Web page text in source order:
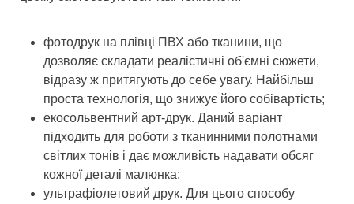
фотодрук на плівці ПВХ або тканини, що
дозволяє складати реалістичні об'ємні сюжети,
відразу ж притягують до себе увагу. Найбільш
проста технологія, що знижує його собівартість;
екосольвентний арт-друк. Даний варіант
підходить для роботи з тканинними полотнами
світлих тонів і дає можливість надавати обсяг
кожної деталі малюнка;
ультрафіолетовий друк. Для цього способу